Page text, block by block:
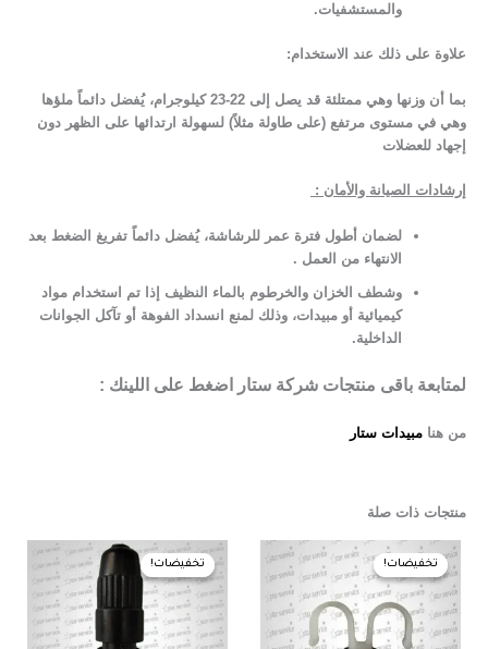
والمستشفيات.
​علاوة على ذلك عند الاستخدام:
​بما أن وزنها وهي ممتلئة قد يصل إلى 22-23 كيلوجرام، يُفضل دائماً ملؤها
وهي في مستوى مرتفع (على طاولة مثلاً) لسهولة ارتدائها على الظهر دون
إجهاد للعضلات
إرشادات الصيانة والأمان :
لضمان أطول فترة عمر للرشاشة، يُفضل دائماً تفريغ الضغط بعد
الانتهاء من العمل .
وشطف الخزان والخرطوم بالماء النظيف إذا تم استخدام مواد
كيميائية أو مبيدات، وذلك لمنع انسداد الفوهة أو تآكل الجوانات
الداخلية.
لمتابعة باقى منتجات شركة ستار اضغط على اللينك :
من هنا مبيدات ستار
منتجات ذات صلة
تخفيضات!
تخفيضات!
السعر
الأصلي
هو:
250,00 EGP.
السعر
الحالي
هو:
230,00 EGP.
تخفيضات!
تخفيضات!
السعر
الأصلي
هو:
400,00 EGP.
السعر
الحالي
هو:
380,00 EGP.